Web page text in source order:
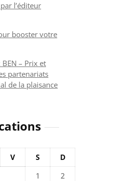
l’éditeur
booster votre
– Prix et
partenariats
de la plaisance
V S
D
1
2